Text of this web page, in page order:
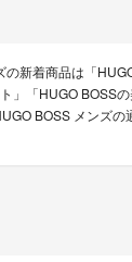
の新着商品は「
」「HUGO BOSS
BOSS メンズ